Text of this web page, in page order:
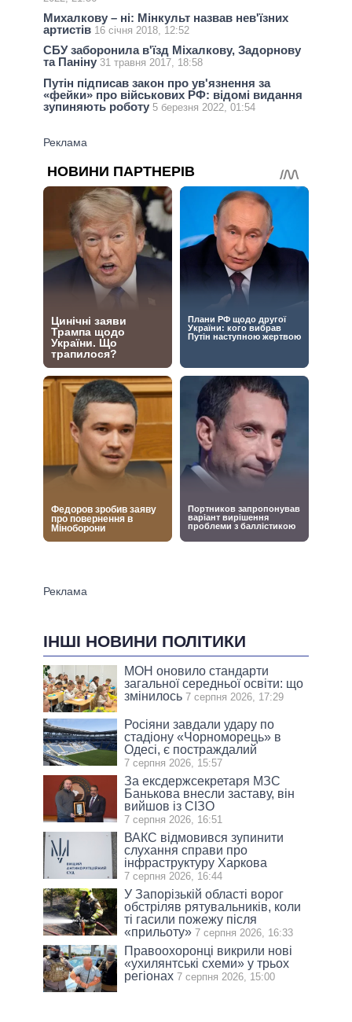
Михалкову – ні: Мінкульт назвав нев'їзних
артистів 16 січня 2018, 12:52
СБУ заборонила в'їзд Міхалкову, Задорнову
та Паніну 31 травня 2017, 18:58
Путін підписав закон про ув'язнення за
«фейки» про військових РФ: відомі видання
зупиняють роботу 5 березня 2022, 01:54
ІНШІ НОВИНИ ПОЛІТИКИ
МОН оновило стандарти
загальної середньої освіти: що
змінилось 7 серпня 2026, 17:29
Росіяни завдали удару по
стадіону «Чорноморець» в
Одесі, є постраждалий
7 серпня 2026, 15:57
За ексдержсекретаря МЗС
Банькова внесли заставу, він
вийшов із СІЗО
7 серпня 2026, 16:51
ВАКС відмовився зупинити
слухання справи про
інфраструктуру Харкова
7 серпня 2026, 16:44
У Запорізькій області ворог
обстріляв рятувальників, коли
ті гасили пожежу після
«прильоту» 7 серпня 2026, 16:33
Правоохоронці викрили нові
«ухилянтські схеми» у трьох
регіонах 7 серпня 2026, 15:00